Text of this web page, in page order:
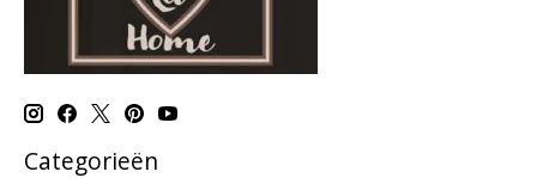
Categorieën